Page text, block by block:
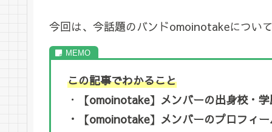
今回は、今話題のバンドomoinotakeについ
この記事でわかること
・
【omoinotake】メンバーの出身校・
・【omoinotake】メンバーのプロフィ